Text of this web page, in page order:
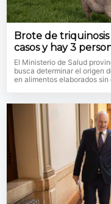
Brote de
casos y hay 3
El Ministerio de Salud
busca determinar el origen
en alimentos elaborados